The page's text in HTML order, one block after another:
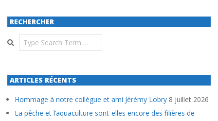
RECHERCHER
Search
ARTICLES RÉCENTS
Hommage à notre collègue et ami Jérémy Lobry 8 juillet 2026
La pêche et l’aquaculture sont-elles encore des filières de